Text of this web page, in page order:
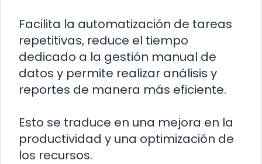
Facilita la automatización de tareas
repetitivas, reduce el tiempo
dedicado a la gestión manual de
datos y permite realizar análisis y
reportes de manera más eficiente.
Esto se traduce en una mejora en la
productividad y una optimización de
los recursos.